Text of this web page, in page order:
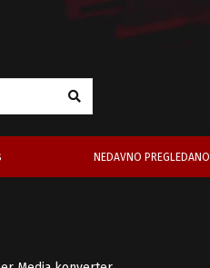
NEDAVNO PREGLEDANO